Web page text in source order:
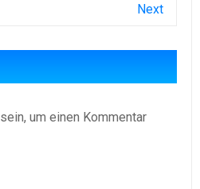
Next
sein, um einen Kommentar